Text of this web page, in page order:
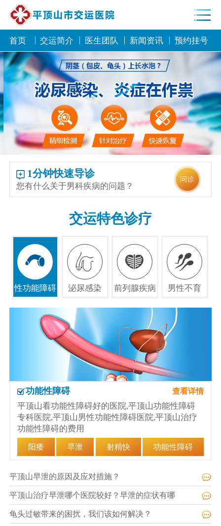
首页 交运简介 医生团队 新闻资讯 预约挂号
1分钟快速导诊
您有什么关于男科疾病的问题？
交运特色诊疗
性功能障碍 泌尿感染 前列腺疾病 男性不育
功能性障碍 查看详情
平顶山看功能性障碍好的医院,平顶山功能性障碍
专科医院,平顶山男性功能性障碍医院,平顶山治疗
功能性障碍的费用
阳痿 早泄 射精快 功能性障碍
平顶山早泄的原因及应对措施？
平顶山治疗早泄哪个医院较好？早泄的症状有哪
龟头过敏带来的困扰，我们该如何解决？